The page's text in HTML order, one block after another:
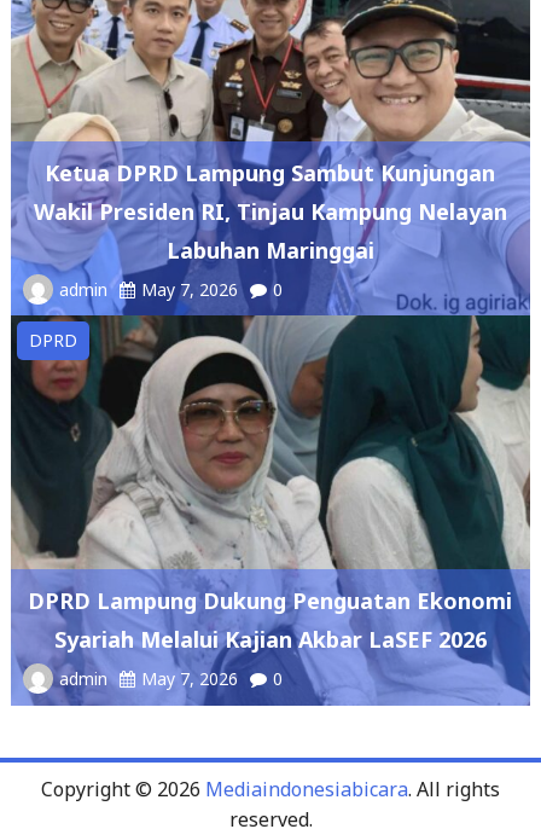
Ketua DPRD Lampung Sambut Kunjungan
Wakil Presiden RI, Tinjau Kampung Nelayan
Labuhan Maringgai
admin May 7, 2026 0
DPRD
DPRD Lampung Dukung Penguatan Ekonomi
Syariah Melalui Kajian Akbar LaSEF 2026
admin May 7, 2026 0